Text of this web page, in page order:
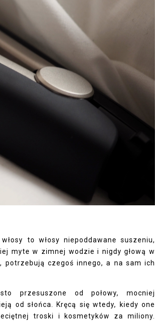
to włosy niepoddawane suszeniu,
myte w zimnej wodzie i nigdy głową w
potrzebują czegoś innego, a na sam ich
przesuszone od połowy, mocniej
od słońca. Kręcą się wtedy, kiedy one
troski i kosmetyków za miliony.